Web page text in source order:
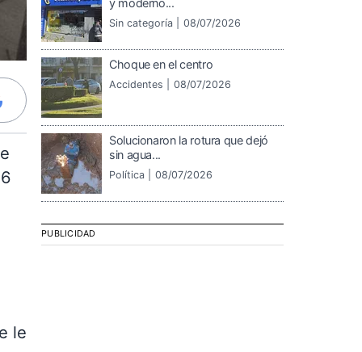
le
Sin categoría | 08/07/2026
Choque en el centro
Accidentes | 08/07/2026
Solucionaron la rotura que dejó
sin agua...
Política | 08/07/2026
PUBLICIDAD